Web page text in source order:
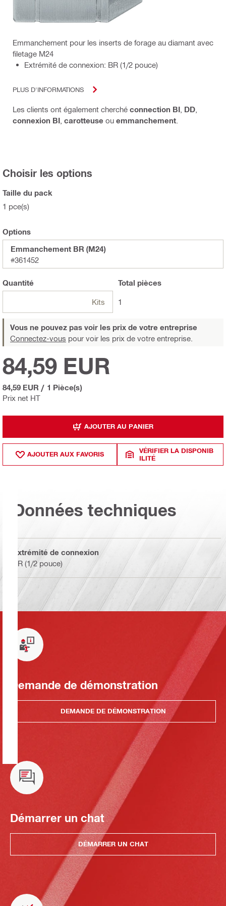
Emmanchement pour les inserts de forage au diamant avec
filetage M24
Extrémité de connexion: BR (1/2 pouce)
PLUS D'INFORMATIONS
Les clients ont également cherché connection BI DD
connexion BI carotteuse ou emmanchement
Choisir les options
Taille du pack
1 pce(s)
Options
Emmanchement BR (M24)
#361452
Quantité
Kits
Total pièces
1
Vous ne pouvez pas voir les prix de votre entreprise
Connectez-vous pour voir les prix de votre entreprise.
Prix net HT
84,59 EUR
84,59 EUR / 1 Pièce(s)
AJOUTER AU PANIER
AJOUTER AUX FAVORIS
VÉRIFIER LA DISPONIB
ILITÉ
Données techniques
Extrémité de connexion
BR (1/2 pouce)
Demande de démonstration
DEMANDE DE DÉMONSTRATION
Démarrer un chat
DÉMARRER UN CHAT